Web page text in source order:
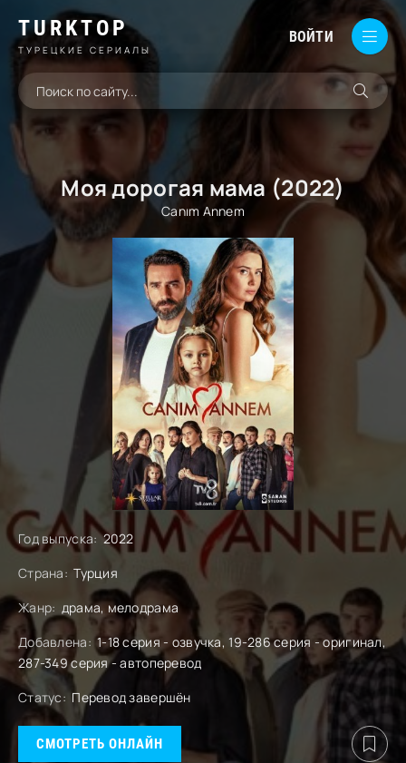
TURKTOP
ТУРЕЦКИЕ СЕРИАЛЫ
ВОЙТИ
Моя дорогая мама (2022)
Canım Annem
Год выпуска: 2022
Страна: Турция
Жанр: драма, мелодрама
Добавлена: 1-18 серия - озвучка, 19-286 серия - оригинал,
287-349 серия - автоперевод
Статус: Перевод завершён
СМОТРЕТЬ ОНЛАЙН